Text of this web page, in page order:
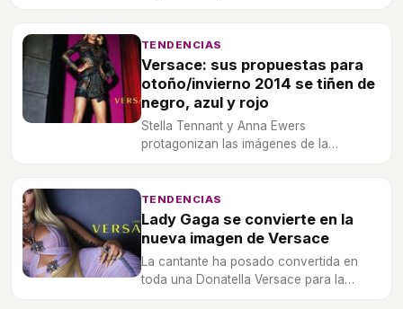
primavera/verano 2015.
TENDENCIAS
Versace: sus propuestas para
otoño/invierno 2014 se tiñen de
negro, azul y rojo
Stella Tennant y Anna Ewers
protagonizan las imágenes de la
TENDENCIAS
Lady Gaga se convierte en la
nueva imagen de Versace
La cantante ha posado convertida en
toda una Donatella Versace para la